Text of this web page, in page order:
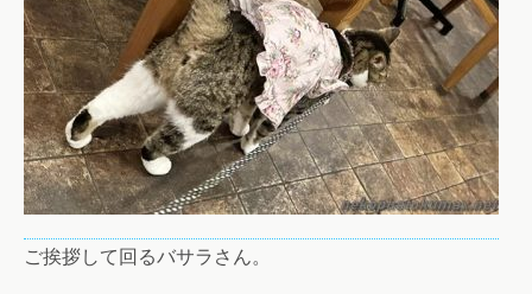
ご挨拶して回るバサラさん。